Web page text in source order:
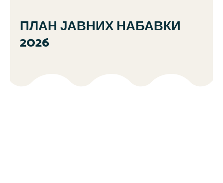
ПЛАН ЈАВНИХ НАБАВКИ
2026